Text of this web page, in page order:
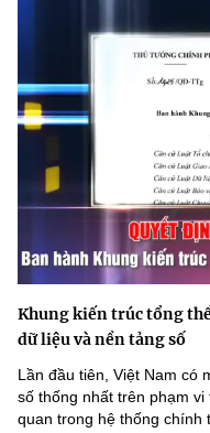
Khung kiến trúc tổng
dữ liệu và nền tảng số
Lần đầu tiên, Việt Nam có
số thống nhất trên phạm
quan trong hệ thống chính